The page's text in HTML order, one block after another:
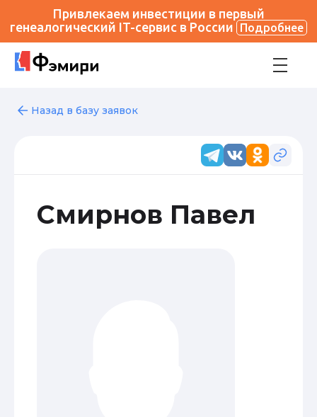
Привлекаем инвестиции в первый
генеалогический IT-сервис в России
Подробнее
Назад в базу заявок
Смирнов Павел